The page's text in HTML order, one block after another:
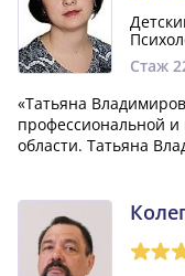
Стаж
«Татьяна
профессиональной и
области. Татьяна
дала мне полезные